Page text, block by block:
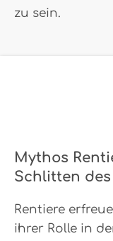
zu sein.
Mythos
Schlitten
Rentiere
ihrer Rolle in